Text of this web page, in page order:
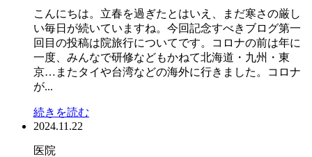
こんにちは。立春を過ぎたとはいえ、まだ寒さの厳し
い毎日が続いていますね。今回記念すべきブログ第一
回目の投稿は院旅行についてです。コロナの前は年に
一度、みんなで研修などもかねて北海道・九州・東
京…またタイや台湾などの海外に行きました。コロナ
が...
続きを読む
2024.11.22
医院